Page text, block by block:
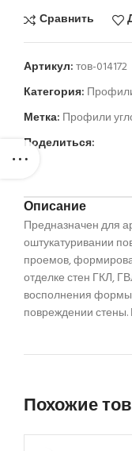
Сравнить
Артикул:тов-014172
Категория:
Метка: Профили
Поделиться:
Описание
Предназначен для
оштукатуривании
проемов,
отделке стен ГКЛ,
восполнения
повреждении
Похожие